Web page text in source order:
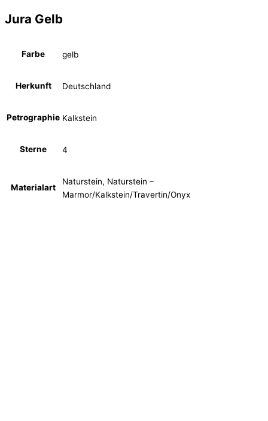
Jura Gelb
Farbe gelb
Herkunft Deutschland
Petrographie Kalkstein
Sterne 4
Materialart
Naturstein, Naturstein –
Marmor/Kalkstein/Travertin/Onyx